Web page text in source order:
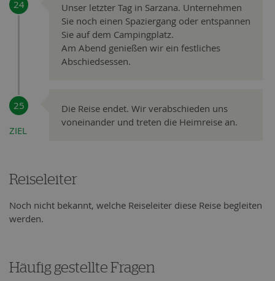
Unser letzter Tag in Sarzana. Unternehmen
Sie noch einen Spaziergang oder entspannen
Sie auf dem Campingplatz.
Am Abend genießen wir ein festliches
Abschiedsessen.
Die Reise endet. Wir verabschieden uns
voneinander und treten die Heimreise an.
ZIEL
Reiseleiter
Noch nicht bekannt, welche Reiseleiter diese Reise begleiten
werden.
Häufig gestellte Fragen